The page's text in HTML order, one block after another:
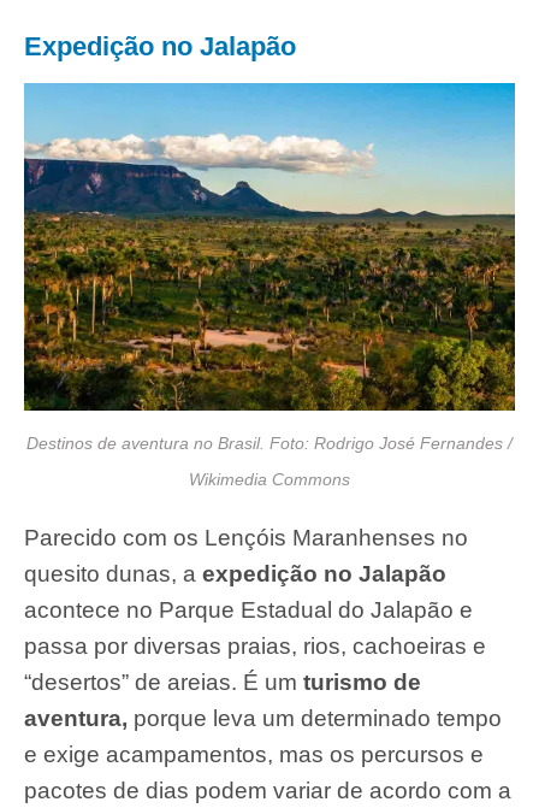
Expedição no Jalapão
Destinos de aventura no Brasil. Foto: Rodrigo José Fernandes /
Wikimedia Commons
Parecido com os Lençóis Maranhenses no
quesito dunas, a expedição no Jalapão
acontece no Parque Estadual do Jalapão e
passa por diversas praias, rios, cachoeiras e
“desertos” de areias. É um turismo de
aventura, porque leva um determinado tempo
e exige acampamentos, mas os percursos e
pacotes de dias podem variar de acordo com a